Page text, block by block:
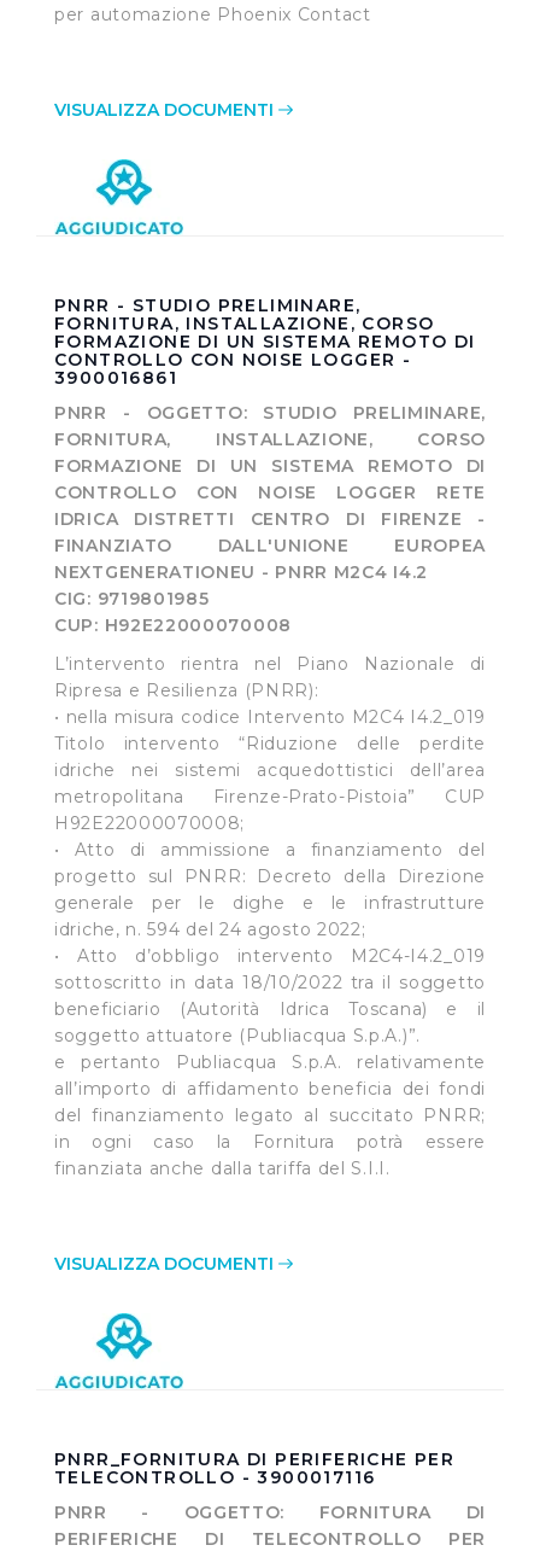
per automazione Phoenix Contact
VISUALIZZA DOCUMENTI
PNRR - STUDIO PRELIMINARE,
FORNITURA, INSTALLAZIONE, CORSO
FORMAZIONE DI UN SISTEMA REMOTO DI
CONTROLLO CON NOISE LOGGER -
3900016861
PNRR - OGGETTO: STUDIO PRELIMINARE,
FORNITURA, INSTALLAZIONE, CORSO
FORMAZIONE DI UN SISTEMA REMOTO DI
CONTROLLO CON NOISE LOGGER RETE
IDRICA DISTRETTI CENTRO DI FIRENZE -
FINANZIATO DALL'UNIONE EUROPEA
NEXTGENERATIONEU - PNRR M2C4 I4.2
CIG: 9719801985
CUP: H92E22000070008
L’intervento rientra nel Piano Nazionale di
Ripresa e Resilienza (PNRR):
• nella misura codice Intervento M2C4 I4.2_019
Titolo intervento “Riduzione delle perdite
idriche nei sistemi acquedottistici dell’area
metropolitana Firenze-Prato-Pistoia” CUP
H92E22000070008;
• Atto di ammissione a finanziamento del
progetto sul PNRR: Decreto della Direzione
generale per le dighe e le infrastrutture
idriche, n. 594 del 24 agosto 2022;
• Atto d’obbligo intervento M2C4-I4.2_019
sottoscritto in data 18/10/2022 tra il soggetto
beneficiario (Autorità Idrica Toscana) e il
soggetto attuatore (Publiacqua S.p.A.)”.
e pertanto Publiacqua S.p.A. relativamente
all’importo di affidamento beneficia dei fondi
del finanziamento legato al succitato PNRR;
in ogni caso la Fornitura potrà essere
finanziata anche dalla tariffa del S.I.I.
VISUALIZZA DOCUMENTI
PNRR_FORNITURA DI PERIFERICHE PER
TELECONTROLLO - 3900017116
PNRR - OGGETTO: FORNITURA DI
PERIFERICHE DI TELECONTROLLO PER